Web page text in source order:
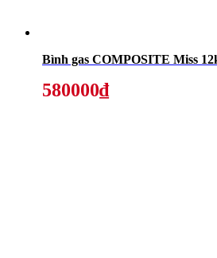
Bình gas
580000₫